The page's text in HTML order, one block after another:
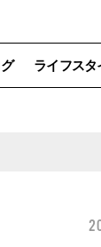
ライフスタ